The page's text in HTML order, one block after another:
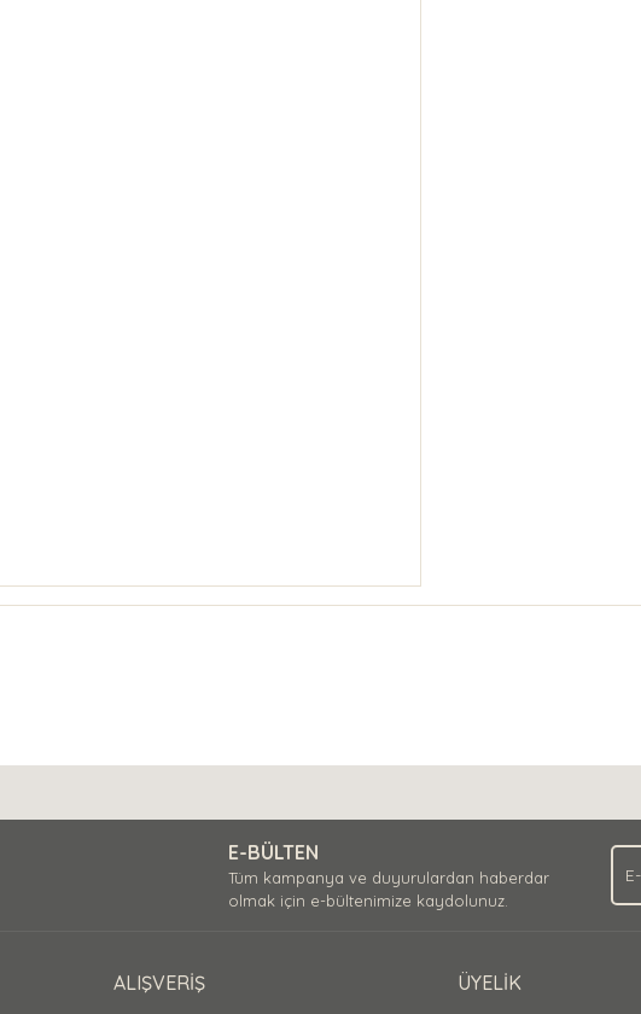
E-BÜLTEN
Tüm kampanya ve duyurulardan haberdar
olmak için e-bültenimize kaydolunuz.
ALIŞVERİŞ ÜYELİK